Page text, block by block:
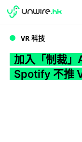
WWDC 2026
VR 科技
加入「制裁」
Spotify 不推